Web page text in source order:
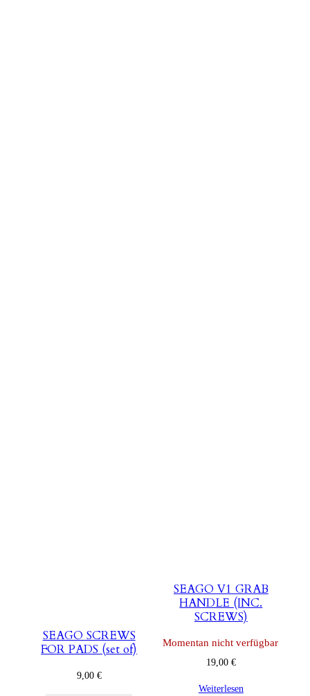
SEAGO SCREWS
FOR PADS (set of)
9,00 €
SEAGO V1 GRAB
HANDLE (INC.
SCREWS)
Momentan nicht verfügbar
19,00 €
Weiterlesen